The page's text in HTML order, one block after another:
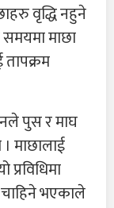
वृद्धि नहुने
समयमा माछा
तापक्रम
पुस र माघ
माछालाई
प्रविधिमा
चाहिने भएकाले